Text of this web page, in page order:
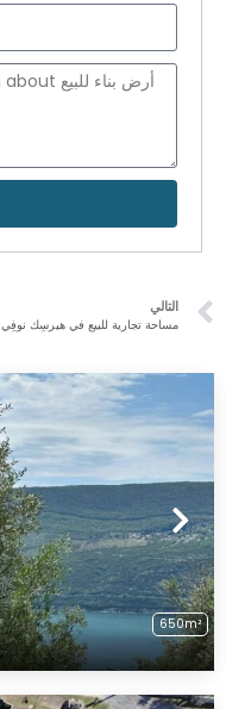
التالي
مساحة تجارية للبيع في هيرسِك نوفِي
650m²